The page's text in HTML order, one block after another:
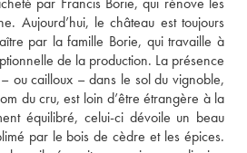
Aujourd’hui, le château est toujours
par la famille Borie, qui travaille à
de la production. La présence
ou cailloux – dans le sol du vignoble,
du cru, est loin d’être étrangère à la
équilibré, celui-ci dévoile un beau
par le bois de cèdre et les épices.